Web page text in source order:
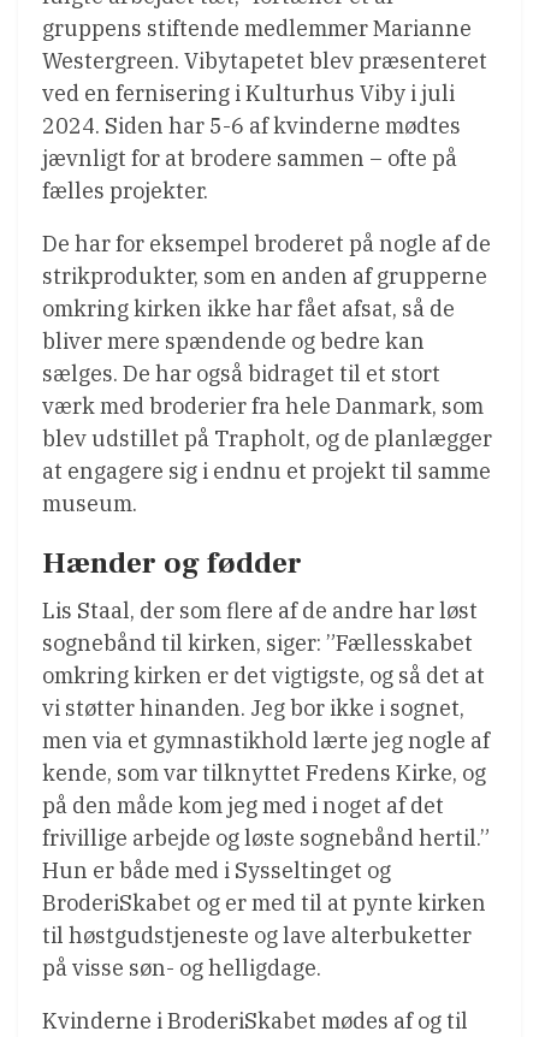
gruppens stiftende medlemmer Marianne
Westergreen. Vibytapetet blev præsenteret
ved en fernisering i Kulturhus Viby i juli
2024. Siden har 5-6 af kvinderne mødtes
jævnligt for at brodere sammen – ofte på
fælles projekter.
De har for eksempel broderet på nogle af de
strikprodukter, som en anden af grupperne
omkring kirken ikke har fået afsat, så de
bliver mere spændende og bedre kan
sælges. De har også bidraget til et stort
værk med broderier fra hele Danmark, som
blev udstillet på Trapholt, og de planlægger
at engagere sig i endnu et projekt til samme
museum.
Hænder og fødder
Lis Staal, der som flere af de andre har løst
sognebånd til kirken, siger: ”Fællesskabet
omkring kirken er det vigtigste, og så det at
vi støtter hinanden. Jeg bor ikke i sognet,
men via et gymnastikhold lærte jeg nogle af
kende, som var tilknyttet Fredens Kirke, og
på den måde kom jeg med i noget af det
frivillige arbejde og løste sognebånd hertil.”
Hun er både med i Sysseltinget og
BroderiSkabet og er med til at pynte kirken
til høstgudstjeneste og lave alterbuketter
på visse søn- og helligdage.
Kvinderne i BroderiSkabet mødes af og til